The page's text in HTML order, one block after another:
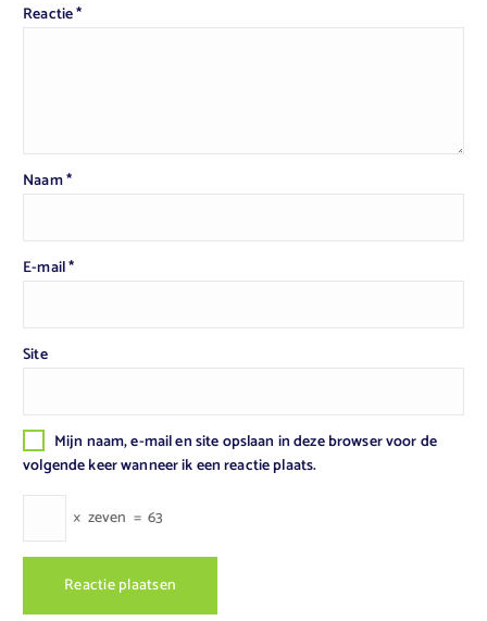
Reactie*
Naam*
E-mail*
Site
Mijn naam, e-mail en site opslaan in deze browser voor de
volgende keer wanneer ik een reactie plaats.
× zeven = 63